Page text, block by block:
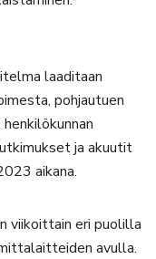
laaditaan
pohjautuen
ja akuutit
aikana.
viikoittain eri puolilla
avulla.